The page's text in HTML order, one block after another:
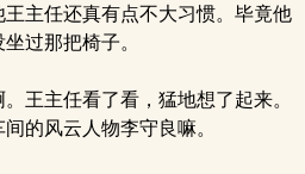
主任还真有点不大习惯。毕竟他
过那把椅子。
王主任看了看，猛地想了起来。
的风云人物李守良嘛。